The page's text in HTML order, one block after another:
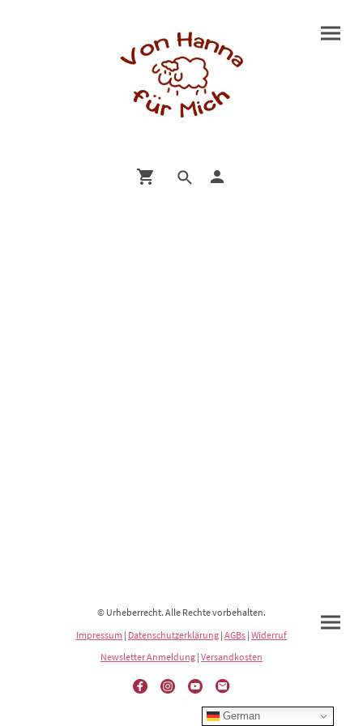
© Urheberrecht. Alle Rechte vorbehalten.
Impressum | Datenschutzerklärung | AGBs | Widerruf
Newsletter Anmeldung | Versandkosten
German